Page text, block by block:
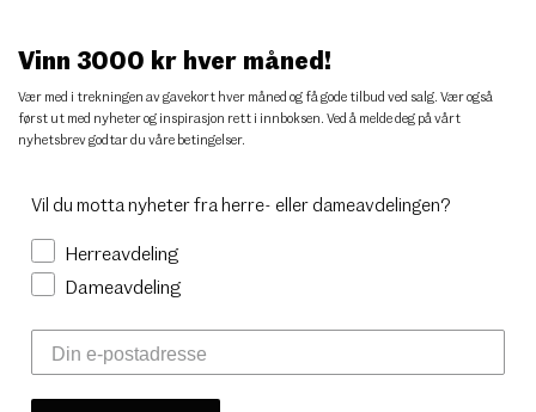
Vinn 3000 kr hver måned!
Vær med i trekningen av gavekort hver måned og få gode tilbud ved salg. Vær også
først ut med nyheter og inspirasjon rett i innboksen. Ved å melde deg på vårt
nyhetsbrev godtar du våre betingelser.
Vil du motta nyheter fra herre- eller dameavdelingen?
Herreavdeling
Dameavdeling